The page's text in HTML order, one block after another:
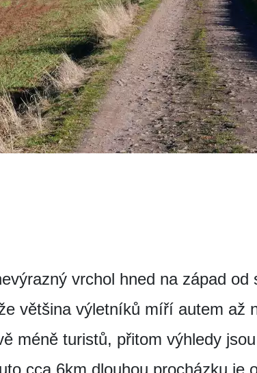
vrchol hned na západ od
většina výletníků míří autem až
méně turistů, přitom výhledy
cca 6km dlouhou procházku je